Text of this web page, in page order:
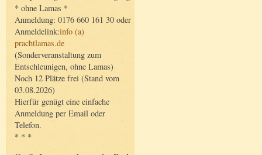
* ohne Lamas *
Anmeldung: 0176 660 161 30 oder
Anmeldelink:info (a)
prachtlamas.de
(Sonderveranstaltung zum
Entschleunigen, ohne Lamas)
Noch 12 Plätze frei (Stand vom
03.08.2026)
Hierfür genügt eine einfache
Anmeldung per Email oder
Telefon.
* * *